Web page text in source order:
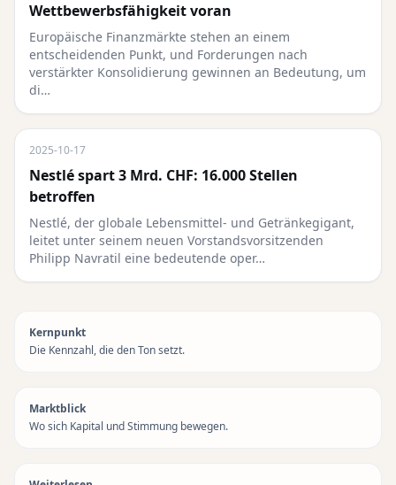
Wettbewerbsfähigkeit voran
Europäische Finanzmärkte stehen an einem
entscheidenden Punkt, und Forderungen nach
verstärkter Konsolidierung gewinnen an Bedeutung, um
di…
2025-10-17
Nestlé spart 3 Mrd. CHF: 16.000 Stellen
betroffen
Nestlé, der globale Lebensmittel- und Getränkegigant,
leitet unter seinem neuen Vorstandsvorsitzenden
Philipp Navratil eine bedeutende oper…
Kernpunkt
Die Kennzahl, die den Ton setzt.
Marktblick
Wo sich Kapital und Stimmung bewegen.